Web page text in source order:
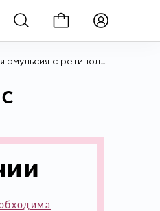
с ретинолом 1.0, 30 гр